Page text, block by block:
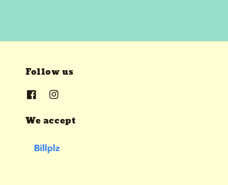
Follow us
We accept